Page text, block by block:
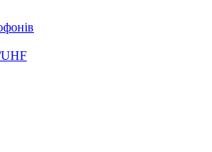
UHF